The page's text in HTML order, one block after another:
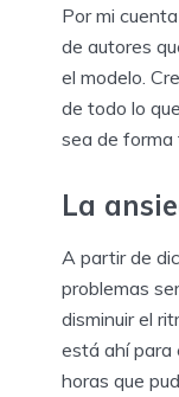
Por mi
de autores
el modelo.
de todo lo
sea de forma
La
A partir de
problemas
disminuir el
está ahí para
horas que